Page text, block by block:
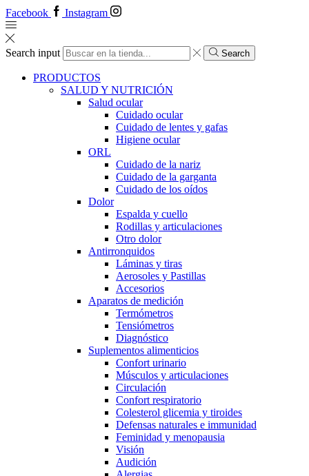
Facebook Instagram
Search input Search
PRODUCTOS
SALUD Y NUTRICIÓN
Salud ocular
Cuidado ocular
Cuidado de lentes y gafas
Higiene ocular
ORL
​​Cuidado de la nariz
​​Cuidado de la garganta
​​Cuidado de los oídos
Dolor
Espalda y cuello
Rodillas y articulaciones
Otro dolor
Antirronquidos
Láminas y tiras
Aerosoles y Pastillas
Accesorios
Aparatos de medición
Termómetros
Tensiómetros
Diagnóstico
Suplementos alimenticios
Confort urinario
Músculos y articulaciones
Circulación
Confort respiratorio
Colesterol glicemia y tiroides
Defensas naturales e immunidad
Feminidad y menopausia
Visión
Audición